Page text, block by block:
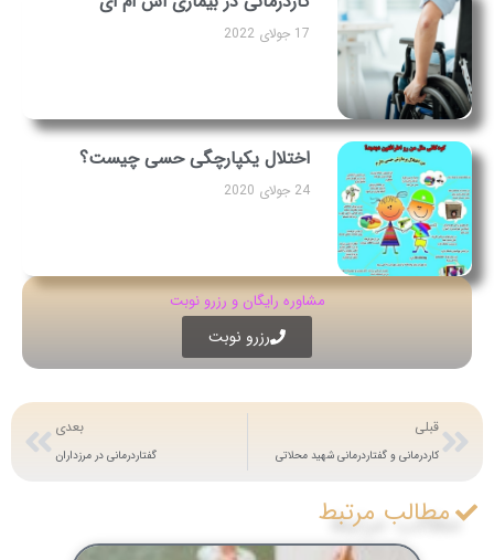
17 جولای 2022
اختلال یکپارچگی حسی چیست؟
24 جولای 2020
مشاوره رایگان و رزرو نوبت
رزرو نوبت
قبلی
کاردرمانی و گفتاردرمانی شهید محلاتی
بعدی
گفتاردرمانی در مرزداران
مطالب مرتبط